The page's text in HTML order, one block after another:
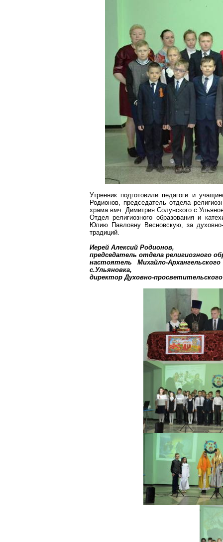
Утренник подготовили педагоги и
Родионов, председатель отдела
храма вмч. Димитрия Солунского с.У
Отдел религиозного образования и
Юлию Павловну Весновскую, за
традиций.
Иерей Алексий Родионов,
председатель отдела религиозного
настоятель Михайло-
с.Ульяновка,
директор Духовно-